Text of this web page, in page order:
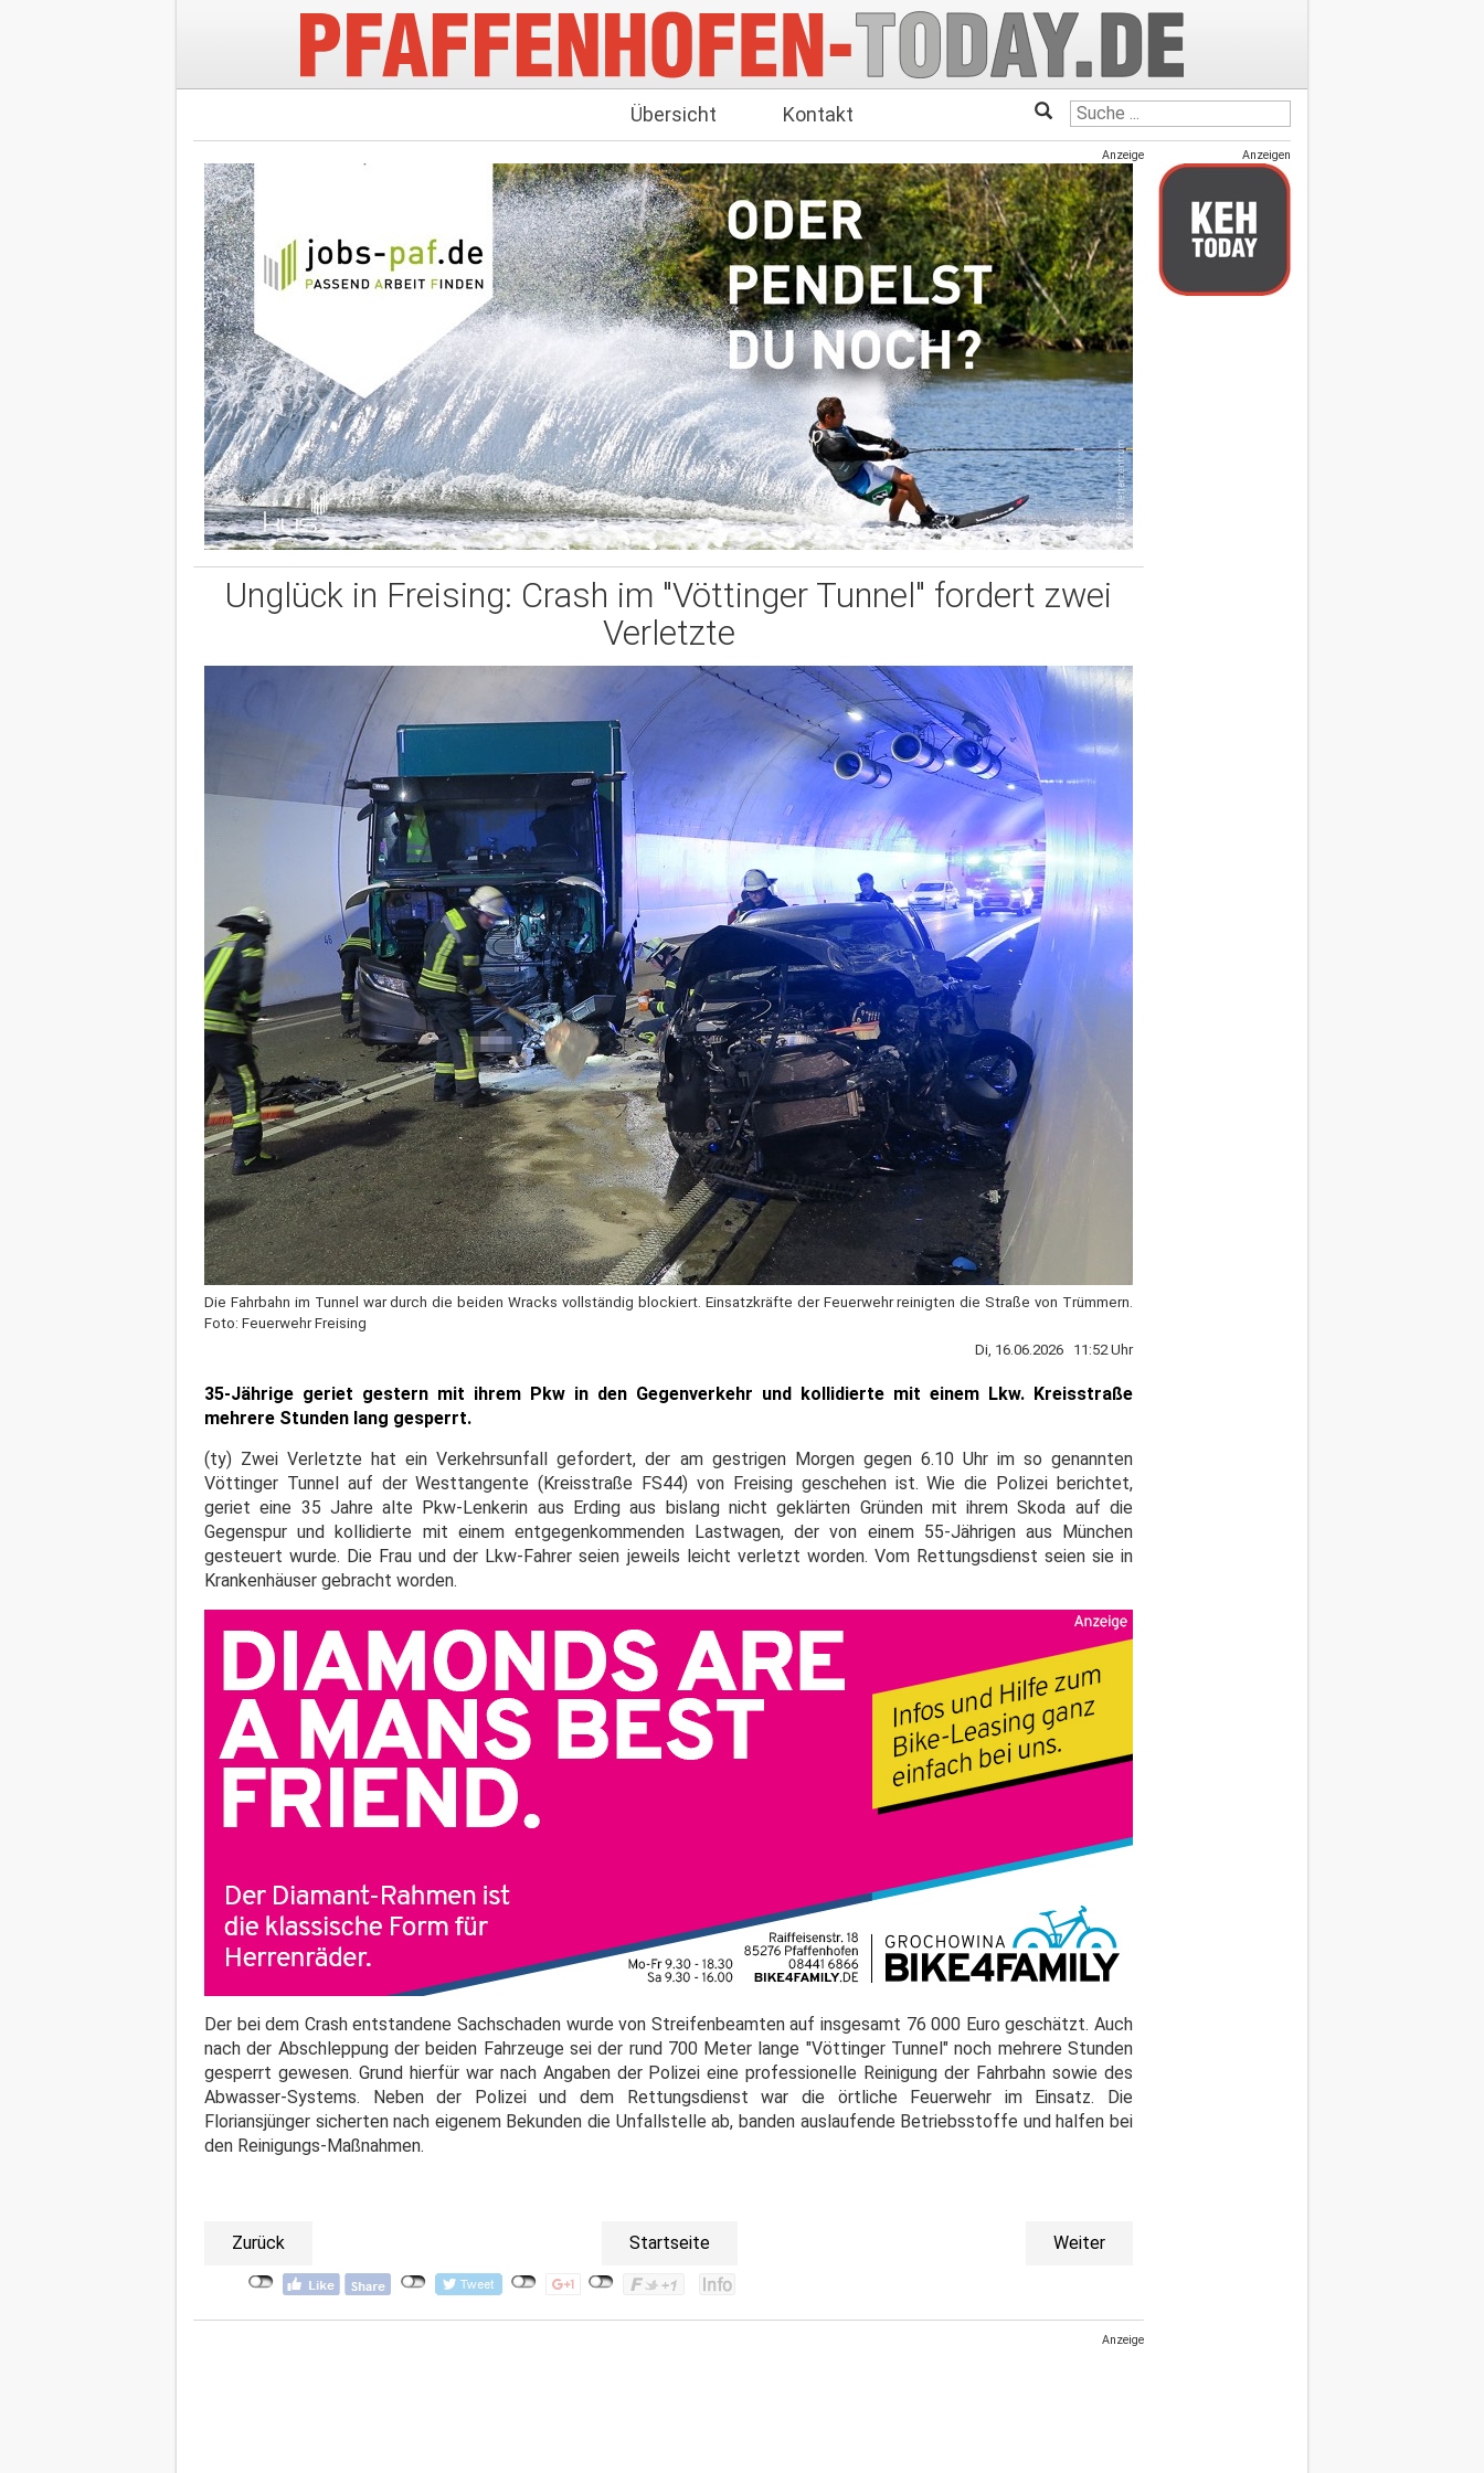
Übersicht Kontakt
Anzeige
Unglück in Freising: Crash im "Vöttinger Tunnel" fordert zwei
Verletzte
Die Fahrbahn im Tunnel war durch die beiden Wracks vollständig blockiert. Einsatzkräfte der Feuerwehr reinigten die Straße von Trümmern.
Foto: Feuerwehr Freising
Di, 16.06.2026 11:52 Uhr
35-Jährige geriet gestern mit ihrem Pkw in den Gegenverkehr und kollidierte mit einem Lkw. Kreisstraße
mehrere Stunden lang gesperrt.
(ty) Zwei Verletzte hat ein Verkehrsunfall gefordert, der am gestrigen Morgen gegen 6.10 Uhr im so genannten
Vöttinger Tunnel auf der Westtangente (Kreisstraße FS44) von Freising geschehen ist. Wie die Polizei berichtet,
geriet eine 35 Jahre alte Pkw-Lenkerin aus Erding aus bislang nicht geklärten Gründen mit ihrem Skoda auf die
Gegenspur und kollidierte mit einem entgegenkommenden Lastwagen, der von einem 55-Jährigen aus München
gesteuert wurde. Die Frau und der Lkw-Fahrer seien jeweils leicht verletzt worden. Vom Rettungsdienst seien sie in
Krankenhäuser gebracht worden.
Der bei dem Crash entstandene Sachschaden wurde von Streifenbeamten auf insgesamt 76 000 Euro geschätzt. Auch
nach der Abschleppung der beiden Fahrzeuge sei der rund 700 Meter lange "Vöttinger Tunnel" noch mehrere Stunden
gesperrt gewesen. Grund hierfür war nach Angaben der Polizei eine professionelle Reinigung der Fahrbahn sowie des
Abwasser-Systems. Neben der Polizei und dem Rettungsdienst war die örtliche Feuerwehr im Einsatz. Die
Floriansjünger sicherten nach eigenem Bekunden die Unfallstelle ab, banden auslaufende Betriebsstoffe und halfen bei
den Reinigungs-Maßnahmen.
Zurück Startseite Weiter
Anzeige
Anzeigen